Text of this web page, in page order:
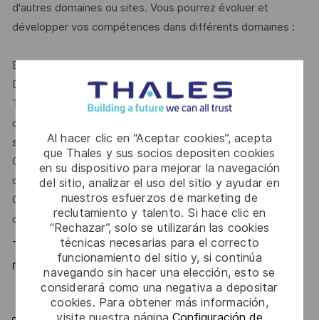
Al hacer clic en “Aceptar cookies”, acepta
que Thales y sus socios depositen cookies
en su dispositivo para mejorar la navegación
del sitio, analizar el uso del sitio y ayudar en
nuestros esfuerzos de marketing de
reclutamiento y talento. Si hace clic en
“Rechazar”, solo se utilizarán las cookies
técnicas necesarias para el correcto
funcionamiento del sitio y, si continúa
navegando sin hacer una elección, esto se
considerará como una negativa a depositar
cookies. Para obtener más información,
visite nuestra páginaConfiguración de
d'autres domaines ou sites. Vous pourrez évoluer et
développer vos compétences dans différents domaines :
Explorez un espace attentif au développement personnel
Développez vos talents dans un autre domaine du groupe
Thales, en découvrant de nouveaux produits, de nouveaux
clients, un nouveau pays ou en vous orientant vers une
solution plus complexe
Choisissez entre une expertise technique ou un parcours
de leadership
Construisez une carrière internationale au sein d'un groupe
d'ingénierie de premier plan
Thales reconnait tous les talents, la diversité est
notre meilleur atout. Postulez et rejoignez nous !